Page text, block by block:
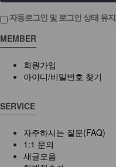
자동로그인 및 로그인 상태 유지
MEMBER
회원가입
아이디/비밀번호 찾기
SERVICE
자주하시는 질문(FAQ)
1:1 문의
새글모음